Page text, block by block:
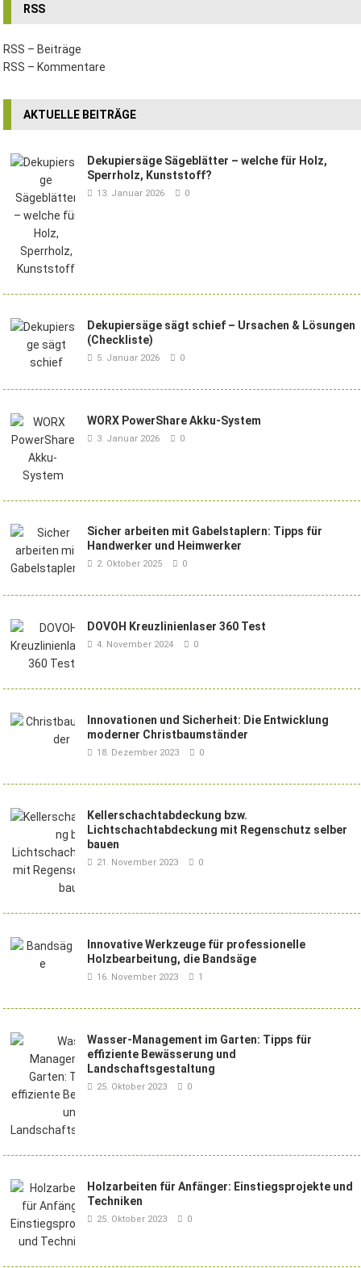
RSS
RSS – Beiträge
RSS – Kommentare
AKTUELLE BEITRÄGE
Dekupiersäge Sägeblätter – welche für Holz,
Sperrholz, Kunststoff?
13. Januar 2026 0
Dekupiersäge sägt schief – Ursachen & Lösungen
(Checkliste)
5. Januar 2026 0
WORX PowerShare Akku-System
3. Januar 2026 0
Sicher arbeiten mit Gabelstaplern: Tipps für
Handwerker und Heimwerker
2. Oktober 2025 0
DOVOH Kreuzlinienlaser 360 Test
4. November 2024 0
Innovationen und Sicherheit: Die Entwicklung
moderner Christbaumständer
18. Dezember 2023 0
Kellerschachtabdeckung bzw.
Lichtschachtabdeckung mit Regenschutz selber
bauen
21. November 2023 0
Innovative Werkzeuge für professionelle
Holzbearbeitung, die Bandsäge
16. November 2023 1
Wasser-Management im Garten: Tipps für
effiziente Bewässerung und
Landschaftsgestaltung
25. Oktober 2023 0
Holzarbeiten für Anfänger: Einstiegsprojekte und
Techniken
25. Oktober 2023 0